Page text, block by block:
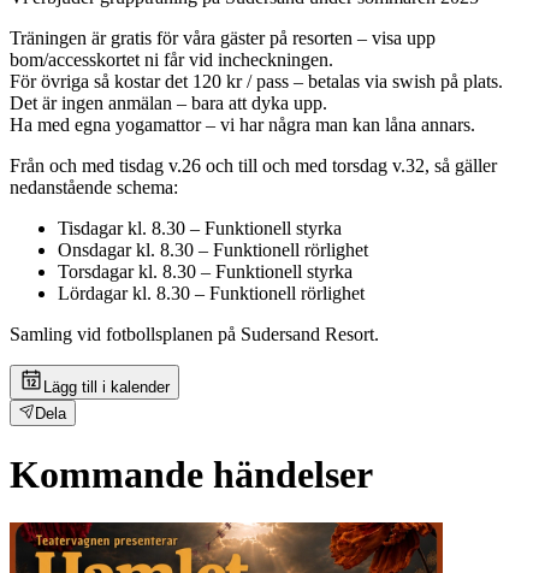
Träningen är gratis för våra gäster på resorten – visa upp
bom/accesskortet ni får vid incheckningen.
För övriga så kostar det 120 kr / pass – betalas via swish på plats.
Det är ingen anmälan – bara att dyka upp.
Ha med egna yogamattor – vi har några man kan låna annars.
Från och med tisdag v.26 och till och med torsdag v.32, så gäller
nedanstående schema:
Tisdagar kl. 8.30 – Funktionell styrka
Onsdagar kl. 8.30 – Funktionell rörlighet
Torsdagar kl. 8.30 – Funktionell styrka
Lördagar kl. 8.30 – Funktionell rörlighet
Samling vid fotbollsplanen på Sudersand Resort.
Lägg till i kalender
Dela
Kommande händelser